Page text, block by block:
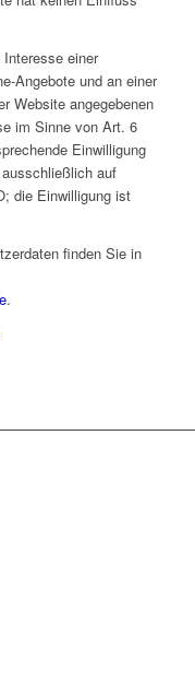
einer
Angebote und an einer
Website angegebenen
im Sinne von Art. 6
Einwilligung
auf
die Einwilligung ist
finden Sie in
.